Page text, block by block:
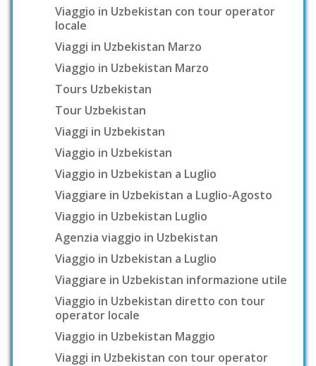
Viaggio in Uzbekistan con tour operator
locale
Viaggi in Uzbekistan Marzo
Viaggio in Uzbekistan Marzo
Tours Uzbekistan
Tour Uzbekistan
Viaggi in Uzbekistan
Viaggio in Uzbekistan
Viaggio in Uzbekistan a Luglio
Viaggiare in Uzbekistan a Luglio-Agosto
Viaggio in Uzbekistan Luglio
Agenzia viaggio in Uzbekistan
Viaggio in Uzbekistan a Luglio
Viaggiare in Uzbekistan informazione utile
Viaggio in Uzbekistan diretto con tour
operator locale
Viaggio in Uzbekistan Maggio
Viaggi in Uzbekistan con tour operator